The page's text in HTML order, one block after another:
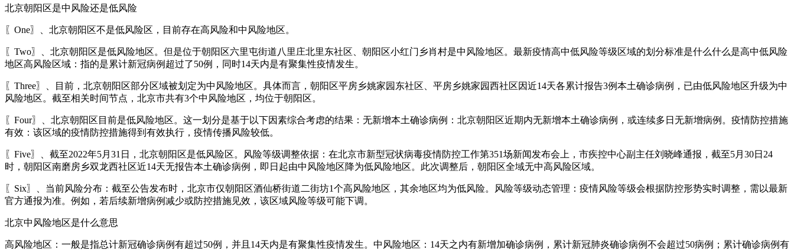
北京朝阳区是中风险还是低风险
〖One〗、北京朝阳区不是低风险区，目前存在高风险和中风险地区。
〖Two〗、北京朝阳区是低风险地区。但是位于朝阳区六里屯街道八里庄北里东社区、朝阳区小红门乡肖村是中风险地区。最新疫情高中低风险等级区域的划分标准是什么什么是高中低风险
地区高风险区域：指的是累计新冠病例超过了50例，同时14天内是有聚集性疫情发生。
〖Three〗、目前，北京朝阳区部分区域被划定为中风险地区。具体而言，朝阳区平房乡姚家园东社区、平房乡姚家园西社区因近14天各累计报告3例本土确诊病例，已由低风险地区升级为中
风险地区。截至相关时间节点，北京市共有3个中风险地区，均位于朝阳区。
〖Four〗、北京朝阳区目前是低风险地区。这一划分是基于以下因素综合考虑的结果：无新增本土确诊病例：北京朝阳区近期内无新增本土确诊病例，或连续多日无新增病例。疫情防控措施
有效：该区域的疫情防控措施得到有效执行，疫情传播风险较低。
〖Five〗、截至2022年5月31日，北京朝阳区是低风险区。风险等级调整依据：在北京市新型冠状病毒疫情防控工作第351场新闻发布会上，市疾控中心副主任刘晓峰通报，截至5月30日24
时，朝阳区南磨房乡双龙西社区近14天无报告本土确诊病例，即日起由中风险地区降为低风险地区。此次调整后，朝阳区全域无中高风险区域。
〖Six〗、当前风险分布：截至公告发布时，北京市仅朝阳区酒仙桥街道二街坊1个高风险地区，其余地区均为低风险。风险等级动态管理：疫情风险等级会根据防控形势实时调整，需以最新
官方通报为准。例如，若后续新增病例减少或防控措施见效，该区域风险等级可能下调。
北京中风险地区是什么意思
高风险地区：一般是指总计新冠确诊病例有超过50例，并且14天内是有聚集性疫情发生。中风险地区：14天之内有新增加确诊病例，累计新冠肺炎确诊病例不会超过50病例；累计确诊病例有